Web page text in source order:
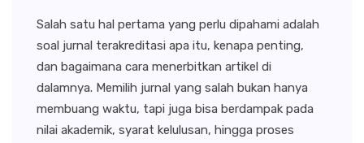
Salah satu hal pertama yang perlu dipahami adalah
soal jurnal terakreditasi apa itu, kenapa penting,
dan bagaimana cara menerbitkan artikel di
dalamnya. Memilih jurnal yang salah bukan hanya
membuang waktu, tapi juga bisa berdampak pada
nilai akademik, syarat kelulusan, hingga proses